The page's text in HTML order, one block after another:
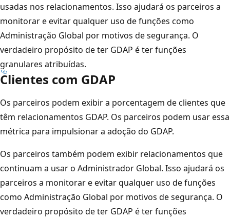
usadas nos relacionamentos. Isso ajudará os parceiros a
monitorar e evitar qualquer uso de funções como
Administração Global por motivos de segurança. O
verdadeiro propósito de ter GDAP é ter funções
granulares atribuídas.
Clientes com GDAP
Os parceiros podem exibir a porcentagem de clientes que
têm relacionamentos GDAP. Os parceiros podem usar essa
métrica para impulsionar a adoção do GDAP.
Os parceiros também podem exibir relacionamentos que
continuam a usar o Administrador Global. Isso ajudará os
parceiros a monitorar e evitar qualquer uso de funções
como Administração Global por motivos de segurança. O
verdadeiro propósito de ter GDAP é ter funções